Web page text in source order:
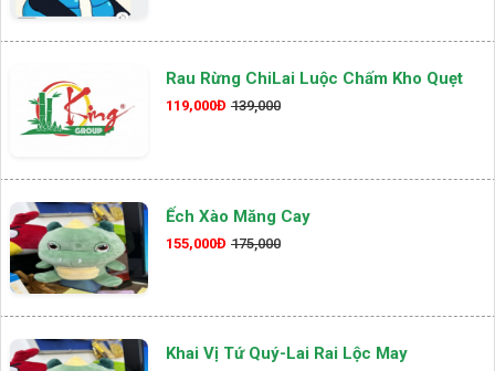
Rau Rừng ChiLai Luộc Chấm Kho Quẹt
119,000Đ 139,000
Ếch Xào Măng Cay
155,000Đ 175,000
Khai Vị Tứ Quý-Lai Rai Lộc May